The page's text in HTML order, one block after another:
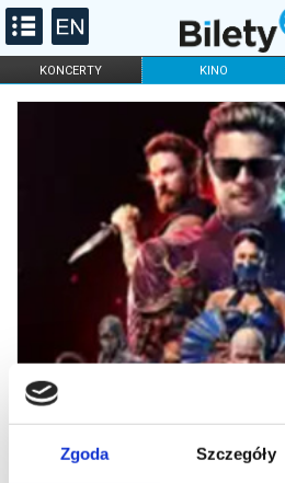
Zgoda Szczegóły
KONCERTY KINO
FILHARMONIA OPERA I BALET
ONLINE